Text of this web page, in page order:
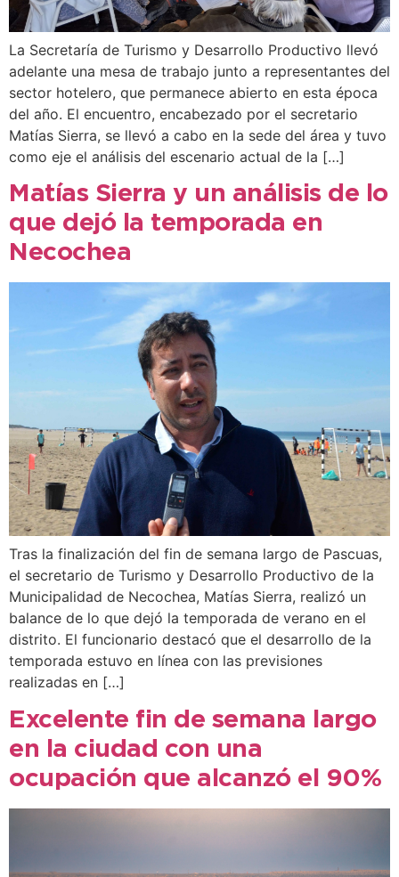
La Secretaría de Turismo y Desarrollo Productivo llevó
adelante una mesa de trabajo junto a representantes del
sector hotelero, que permanece abierto en esta época
del año. El encuentro, encabezado por el secretario
Matías Sierra, se llevó a cabo en la sede del área y tuvo
como eje el análisis del escenario actual de la […]
Matías Sierra y un análisis de lo
que dejó la temporada en
Necochea
Tras la finalización del fin de semana largo de Pascuas,
el secretario de Turismo y Desarrollo Productivo de la
Municipalidad de Necochea, Matías Sierra, realizó un
balance de lo que dejó la temporada de verano en el
distrito. El funcionario destacó que el desarrollo de la
temporada estuvo en línea con las previsiones
realizadas en […]
Excelente fin de semana largo
en la ciudad con una
ocupación que alcanzó el 90%